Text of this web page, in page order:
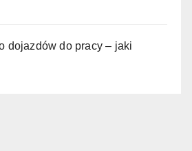
dojazdów do pracy – jaki